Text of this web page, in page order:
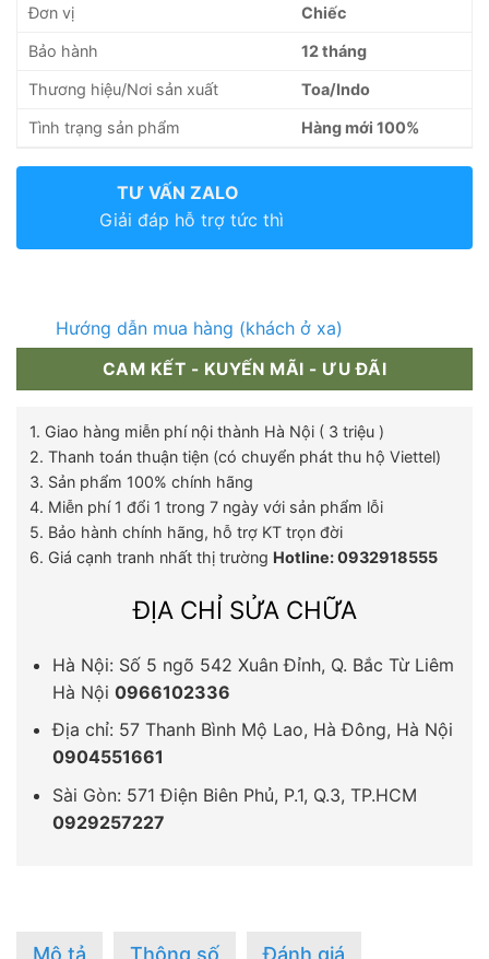
Đơn vị Chiếc
Bảo hành 12 tháng
Thương hiệu/Nơi sản xuất Toa/Indo
Tình trạng sản phẩm Hàng mới 100%
TƯ VẤN ZALO
Giải đáp hỗ trợ tức thì
Hướng dẫn mua hàng (khách ở xa)
CAM KẾT - KUYẾN MÃI - ƯU ĐÃI
1. Giao hàng miễn phí nội thành Hà Nội ( 3 triệu )
2. Thanh toán thuận tiện (có chuyển phát thu hộ Viettel)
3. Sản phẩm 100% chính hãng
4. Miễn phí 1 đổi 1 trong 7 ngày với sản phẩm lỗi
5. Bảo hành chính hãng, hỗ trợ KT trọn đời
6. Giá cạnh tranh nhất thị trường Hotline: 0932918555
ĐỊA CHỈ SỬA CHỮA
Hà Nội: Số 5 ngõ 542 Xuân Đỉnh, Q. Bắc Từ Liêm
Hà Nội 0966102336
Địa chỉ: 57 Thanh Bình Mộ Lao, Hà Đông, Hà Nội
0904551661
Sài Gòn: 571 Điện Biên Phủ, P.1, Q.3, TP.HCM
0929257227
Mô tả Thông số Đánh giá